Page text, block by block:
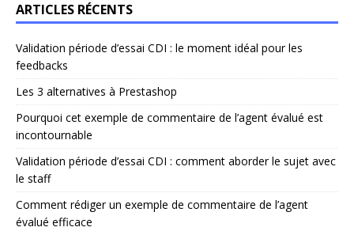
ARTICLES RÉCENTS
Validation période d’essai CDI : le moment idéal pour les
feedbacks
Les 3 alternatives à Prestashop
Pourquoi cet exemple de commentaire de l’agent évalué est
incontournable
Validation période d’essai CDI : comment aborder le sujet avec
le staff
Comment rédiger un exemple de commentaire de l’agent
évalué efficace